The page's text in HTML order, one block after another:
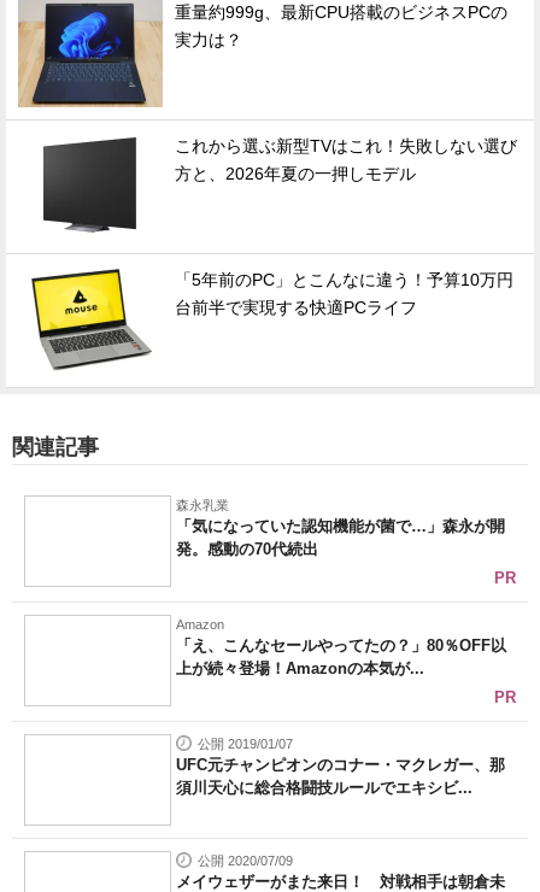
重量約999g、最新CPU搭載のビジネスPCの
実力は？
これから選ぶ新型TVはこれ！失敗しない選び
方と、2026年夏の一押しモデル
「5年前のPC」とこんなに違う！予算10万円
台前半で実現する快適PCライフ
関連記事
森永乳業
「気になっていた認知機能が菌で…」森永が開
発。感動の70代続出
PR
Amazon
「え、こんなセールやってたの？」80％OFF以
上が続々登場！Amazonの本気が...
PR
公開 2019/01/07
UFC元チャンピオンのコナー・マクレガー、那
須川天心に総合格闘技ルールでエキシビ...
公開 2020/07/09
メイウェザーがまた来日！ 対戦相手は朝倉未